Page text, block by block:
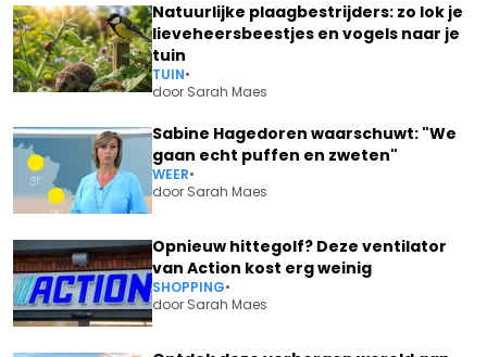
Natuurlijke plaagbestrijders: zo lok je
lieveheersbeestjes en vogels naar je
tuin
TUIN•
door Sarah Maes
Sabine Hagedoren waarschuwt: "We
gaan echt puffen en zweten"
WEER•
door Sarah Maes
Opnieuw hittegolf? Deze ventilator
van Action kost erg weinig
SHOPPING•
door Sarah Maes